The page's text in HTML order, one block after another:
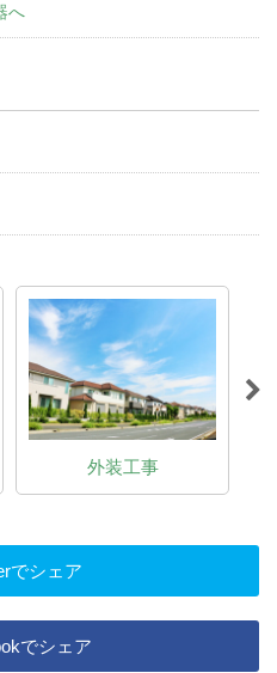
へ
外装工事
でシェア
でシェア